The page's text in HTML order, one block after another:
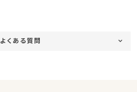
よくある質問